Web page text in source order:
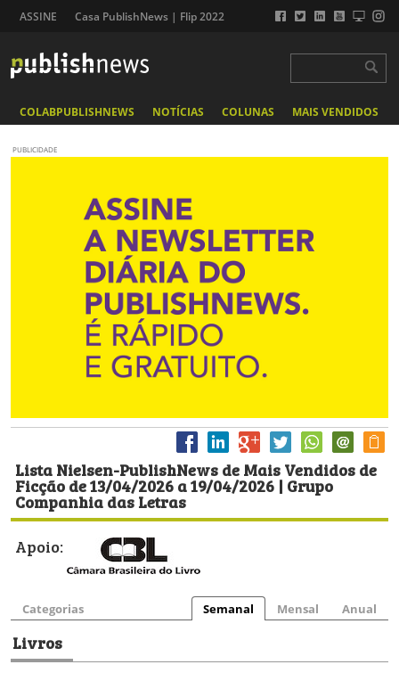
ASSINE Casa PublishNews | Flip 2022
COLABPUBLISHNEWS NOTÍCIAS COLUNAS MAIS VENDIDOS
PUBLICIDADE
Lista Nielsen-PublishNews de Mais Vendidos de
Ficção de 13/04/2026 a 19/04/2026 | Grupo
Companhia das Letras
Apoio:
Categorias Semanal Mensal Anual
Livros